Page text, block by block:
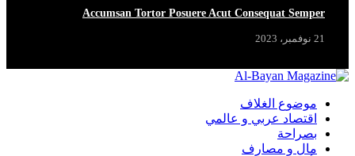
Accumsan Tortor Posuere Acut Consequat Semper
21 نوفمبر، 2023
موضوع الغلاف
اقتصاد عربي و عالمي
بصراحة
مال و مصارف